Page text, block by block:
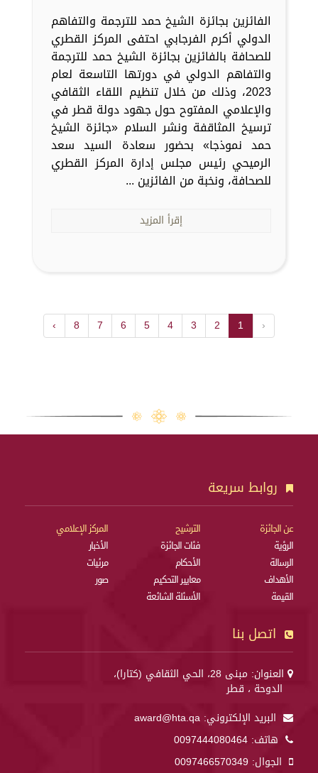
الفائزين بجائزة الشيخ حمد للترجمة والتفاهم
الدولي أكرم الفرجابي احتفى المركز القطري
للصحافة بالفائزين بجائزة الشيخ حمد للترجمة
والتفاهم الدولي في دورتها التاسعة لعام
2023، وذلك من خلال تنظيم اللقاء الثقافي
والإعلامي المفتوح حول جهود دولة قطر في
ترسيخ المثاقفة ونشر السلام «جائزة الشيخ
حمد نموذجا» بحضور سعادة السيد سعد
الرميحي رئيس مجلس إدارة المركز القطري
للصحافة، ونخبة من الفائزين ...
إقرأ المزيد
‹
1
2
3
4
5
6
7
8
›
روابط سريعة
عن الجائزة
الرؤية
الرسالة
الأهداف
القيمة
الترشيح
فئات الجائزة
الأحكام
معايير التحكيم
الأسئلة الشائعة
المركز الإعلامي
الأخبار
مرئيات
صور
اتصل بنا
العنوان: مبنى 28، الحي الثقافي (كتارا)،
الدوحة ، قطر
البريد الإلكتروني: award@hta.qa
هاتف: 0097444080464
الجوال: 0097466570349